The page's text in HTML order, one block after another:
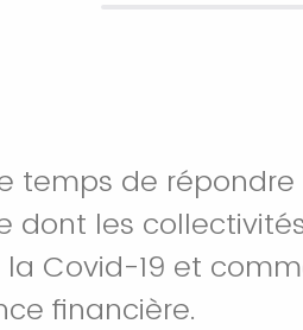
temps de
dont les
Covid-19 et
financière.